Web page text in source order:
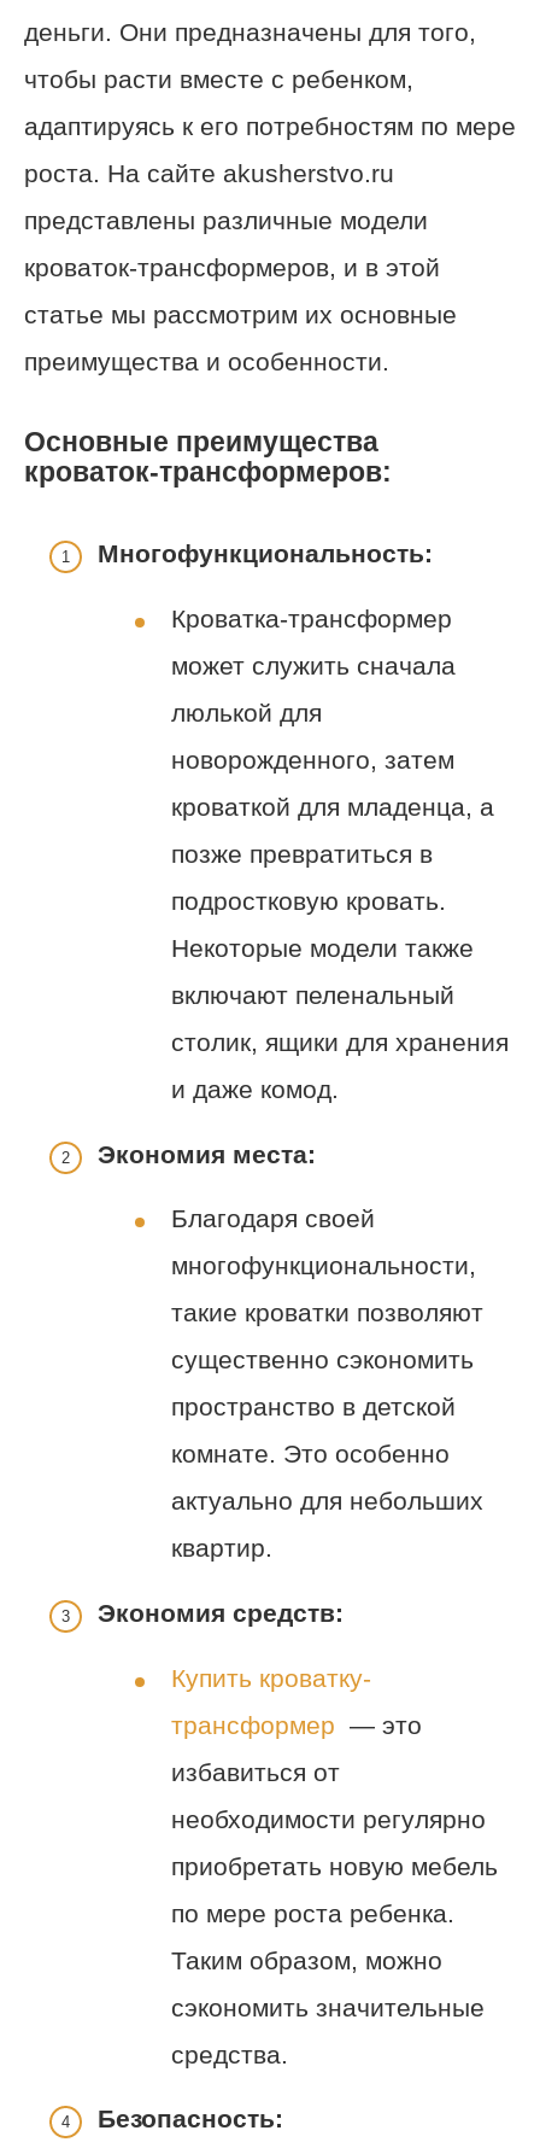
деньги. Они предназначены для того,
чтобы расти вместе с ребенком,
адаптируясь к его потребностям по мере
роста. На сайте akusherstvo.ru
представлены различные модели
кроваток-трансформеров, и в этой
статье мы рассмотрим их основные
преимущества и особенности.
Основные преимущества
кроваток-трансформеров:
Многофункциональность:
Кроватка-трансформер
может служить сначала
люлькой для
новорожденного, затем
кроваткой для младенца, а
позже превратиться в
подростковую кровать.
Некоторые модели также
включают пеленальный
столик, ящики для хранения
и даже комод.
Экономия места:
Благодаря своей
многофункциональности,
такие кроватки позволяют
существенно сэкономить
пространство в детской
комнате. Это особенно
актуально для небольших
квартир.
Экономия средств:
Купить кроватку-
трансформер — это
избавиться от
необходимости регулярно
приобретать новую мебель
по мере роста ребенка.
Таким образом, можно
сэкономить значительные
средства.
Безопасность: